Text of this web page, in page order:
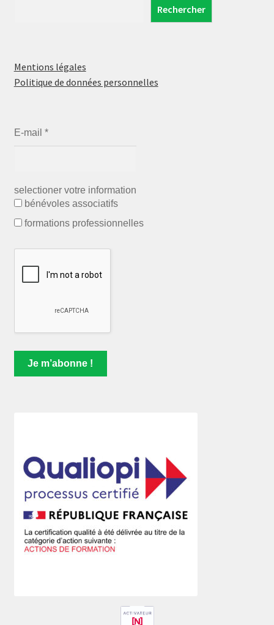
Rechercher
Mentions légales
Politique de données personnelles
E-mail *
selectioner votre information
bénévoles associatifs
formations professionnelles